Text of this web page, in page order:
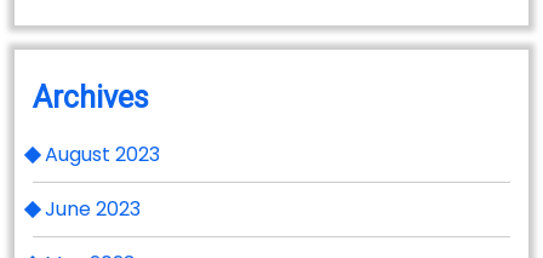
Archives
August 2023
June 2023